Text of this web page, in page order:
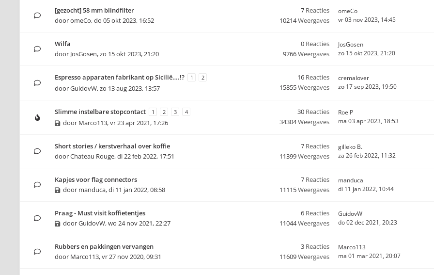
[gezocht] 58 mm blindfilter
dooromeCo,do 05 okt 2023, 16:52
7 Reacties
10214Weergaves
omeCo
vr 03 nov 2023, 14:45
Wilfa
door JosGosen,zo 15 okt 2023, 21:20
0 Reacties
9766Weergaves
JosGosen
zo 15 okt 2023, 21:20
Espresso apparaten fabrikant op Sicilië….!? 1 2
doorGuidovW,zo 13 aug 2023, 13:57
16 Reacties
15855Weergaves
cremalover
zo 17 sep 2023, 19:50
Slimme instelbare stopcontact 1 2 3 4
door Marco113,vr 23 apr 2021, 17:26
30 Reacties
34304Weergaves
RoelP
ma 03 apr 2023, 18:53
Short stories / kerstverhaal over koffie
doorChateau Rouge,di 22 feb 2022, 17:51
7 Reacties
11399Weergaves
gilleko B.
za 26 feb 2022, 11:32
Kapjes voor flag connectors
door manduca,di 11 jan 2022, 08:58
7 Reacties
11115Weergaves
manduca
di 11 jan 2022, 10:44
Praag - Must visit koffietentjes
doorGuidovW,wo 24 nov 2021, 22:27
6 Reacties
11044Weergaves
GuidovW
do 02 dec 2021, 20:23
Rubbers en pakkingen vervangen
door Marco113,vr 27 nov 2020, 09:31
3 Reacties
11609Weergaves
Marco113
ma 01 mar 2021, 20:07